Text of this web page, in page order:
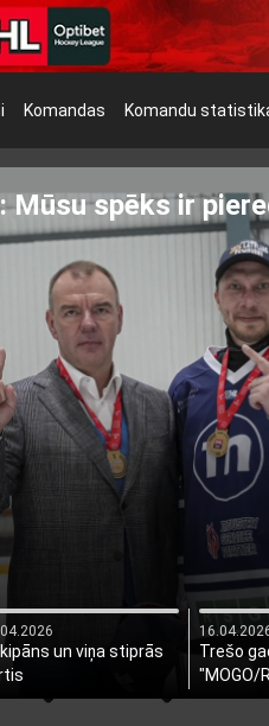
Komandas Komandu
spēks ir
un viņa stiprās
Trešo
"MOGO/
Latvijas